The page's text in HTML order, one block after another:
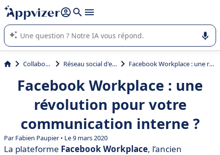
répondre (plusieurs lignes avec
L'IA de Appvizer vous guide dans l'utilisation ou la sélection de
logiciel SaaS en entreprise.
Collaboration Réseau social d'entreprise Facebook Workplace : une révolution pour votre communication interne ?
Facebook Workplace : une
révolution pour votre
communication interne ?
Par Fabien Paupier • Le 9 mars 2020
La plateforme Facebook Workplace, l’ancien